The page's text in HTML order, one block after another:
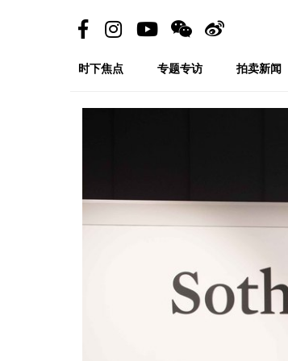
时下焦点 专题专访 拍卖新闻